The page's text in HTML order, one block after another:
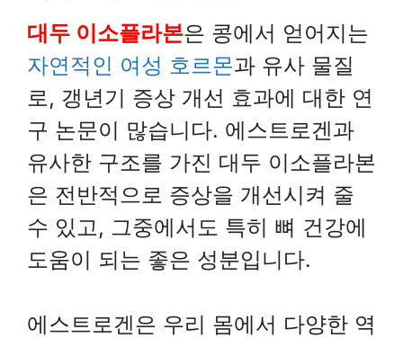
대두 이소플라본은 콩에서 얻어지는
자연적인 여성 호르몬과 유사 물질
로, 갱년기 증상 개선 효과에 대한 연
구 논문이 많습니다. 에스트로겐과
유사한 구조를 가진 대두 이소플라본
은 전반적으로 증상을 개선시켜 줄
수 있고, 그중에서도 특히 뼈 건강에
도움이 되는 좋은 성분입니다.
에스트로겐은 우리 몸에서 다양한 역